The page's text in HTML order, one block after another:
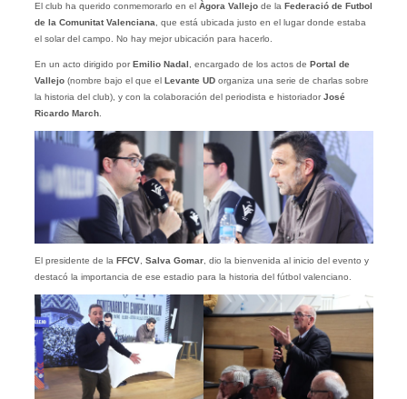
El club ha querido conmemorarlo en el Àgora Vallejode la Federació de Futbol
de la Comunitat Valenciana , que está ubicada justo en el lugar donde estaba
el solar del campo. No hay mejor ubicación para hacerlo.
En un acto dirigido porEmilio Nadal , encargado de los actos de Portal de
Vallejo(nombre bajo el que el Levante UDorganiza una serie de charlas sobre
la historia del club), y con la colaboración del periodista e historiadorJosé
Ricardo March.
El presidente de la FFCV, Salva Gomar, dio la bienvenida al inicio del evento y
destacó la importancia de ese estadio para la historia del fútbol valenciano.